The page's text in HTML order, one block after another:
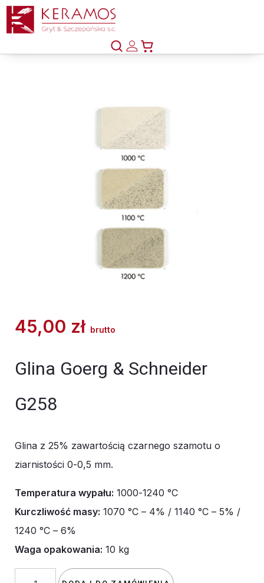
45,00 zł brutto
Glina Goerg & Schneider
G258
Glina z 25% zawartością czarnego szamotu o
ziarnistości 0-0,5 mm.
Temperatura wypału: 1000-1240 °C
Kurczliwość masy: 1070 °C – 4% / 1140 °C – 5% /
1240 °C – 6%
Waga opakowania: 10 kg